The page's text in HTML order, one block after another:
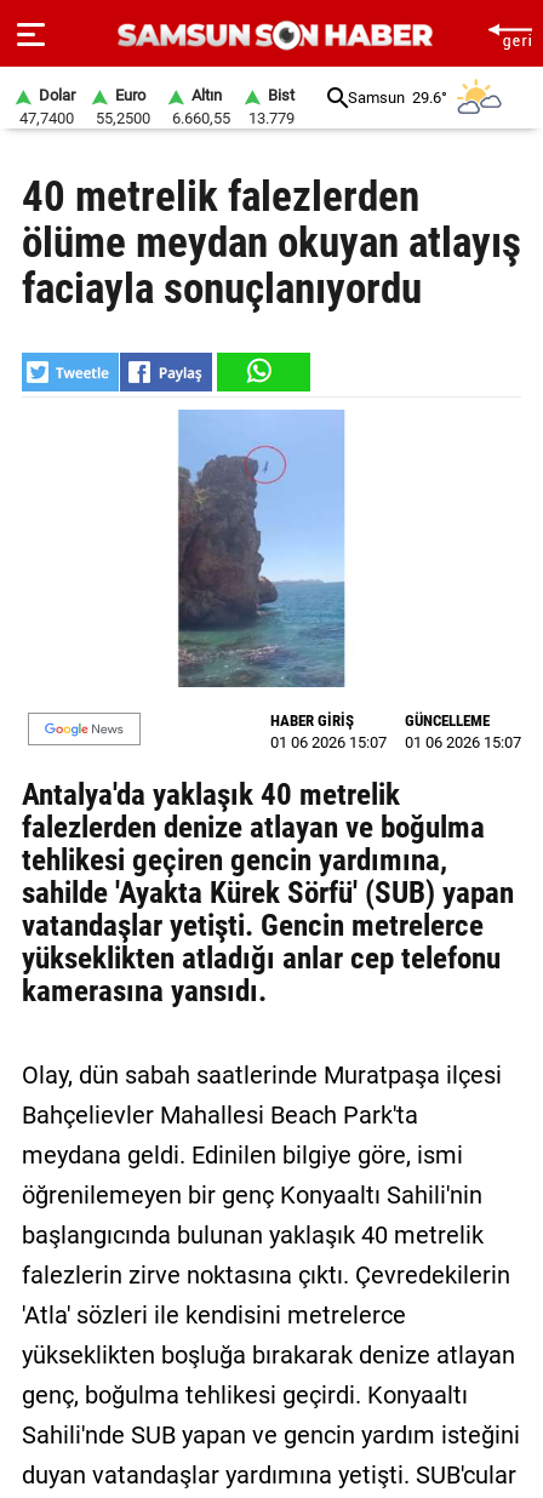
SAYFA
SAMSUN
HABER
GÜNDEM
YAZARLAR
BİZE
ULAŞIN
Künye
İletişim
Gizlilik
Politikası
Dolar
47,7400
Euro
55,2500
Altın
6.660,55
Bist
13.779
Samsun 29.6°
40 metrelik falezlerden
ölüme meydan okuyan atlayış
faciayla sonuçlanıyordu
HABER GİRİŞ
01 06 2026 15:07
GÜNCELLEME
01 06 2026 15:07
Antalya'da yaklaşık 40 metrelik
falezlerden denize atlayan ve boğulma
tehlikesi geçiren gencin yardımına,
sahilde 'Ayakta Kürek Sörfü' (SUB) yapan
vatandaşlar yetişti. Gencin metrelerce
yükseklikten atladığı anlar cep telefonu
kamerasına yansıdı.
Olay, dün sabah saatlerinde Muratpaşa ilçesi
Bahçelievler Mahallesi Beach Park'ta
meydana geldi. Edinilen bilgiye göre, ismi
öğrenilemeyen bir genç Konyaaltı Sahili'nin
başlangıcında bulunan yaklaşık 40 metrelik
falezlerin zirve noktasına çıktı. Çevredekilerin
'Atla' sözleri ile kendisini metrelerce
yükseklikten boşluğa bırakarak denize atlayan
genç, boğulma tehlikesi geçirdi. Konyaaltı
Sahili'nde SUB yapan ve gencin yardım isteğini
duyan vatandaşlar yardımına yetişti. SUB'cular